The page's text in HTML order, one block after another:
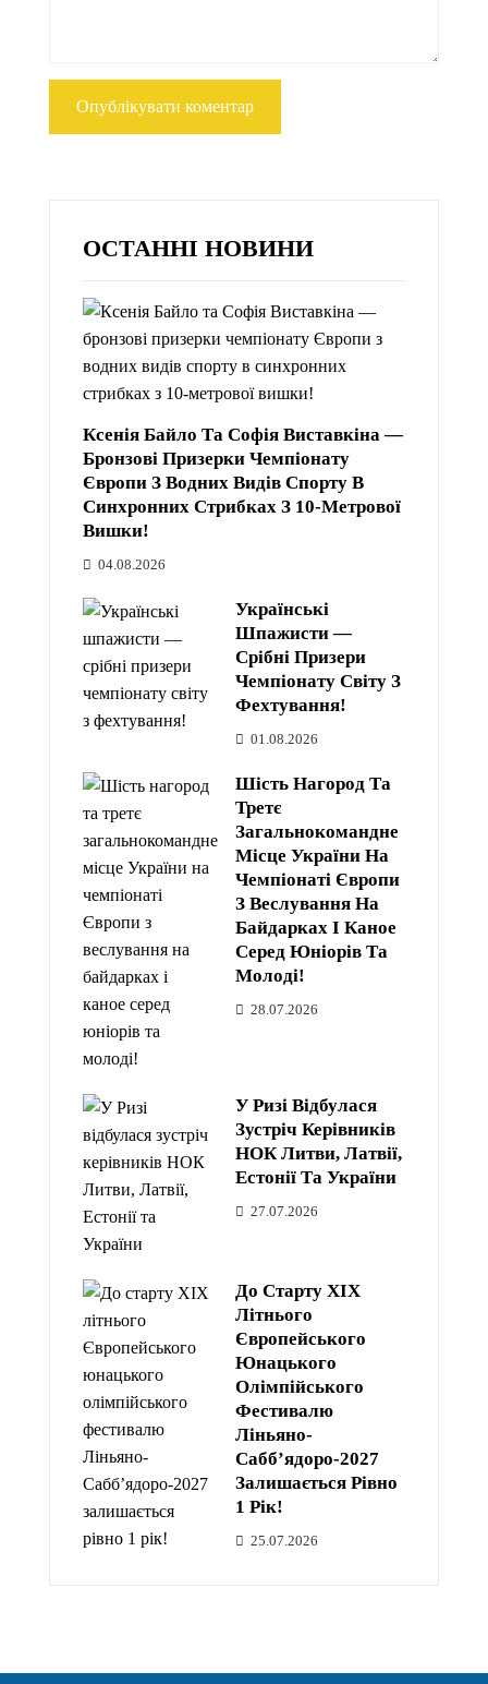
ОСТАННІ НОВИНИ
Ксенія Байло Та Софія Виставкіна —
Бронзові Призерки Чемпіонату
Європи З Водних Видів Спорту В
Синхронних Стрибках З 10-Метрової
Вишки!
04.08.2026
Українські
Шпажисти —
Срібні Призери
Чемпіонату Світу З
Фехтування!
01.08.2026
Шість Нагород Та
Третє
Загальнокомандне
Місце України На
Чемпіонаті Європи
З Веслування На
Байдарках І Каное
Серед Юніорів Та
Молоді!
28.07.2026
У Ризі Відбулася
Зустріч Керівників
НОК Литви, Латвії,
Естонії Та України
27.07.2026
До Старту XIX
Літнього
Європейського
Юнацького
Олімпійського
Фестивалю
Ліньяно-
Сабб’ядоро-2027
Залишається Рівно
1 Рік!
25.07.2026